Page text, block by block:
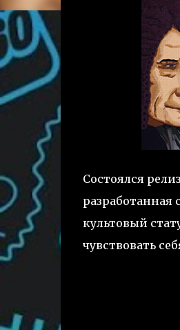
Состоялся
разработанная
культовый
чувствовать